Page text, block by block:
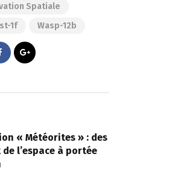
Spatiale
1f
Wasp-12b
« Météorites » : des
l’espace à portée